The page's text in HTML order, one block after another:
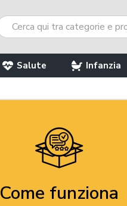
Salute Infanzia
Come funziona